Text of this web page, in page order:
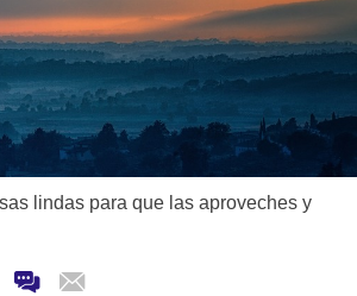
lindas para que las aproveches y